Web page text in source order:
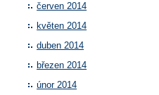
červen 2014
květen 2014
duben 2014
březen 2014
únor 2014